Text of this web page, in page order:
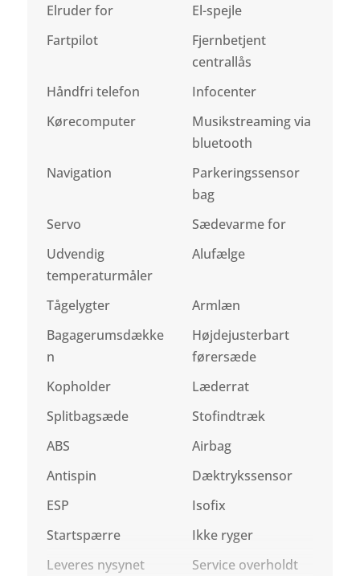
Elruder for
El-spejle
Fartpilot
Fjernbetjent
centrallås
Håndfri telefon
Infocenter
Kørecomputer
Musikstreaming via
bluetooth
Navigation
Parkeringssensor
bag
Servo
Sædevarme for
Udvendig
temperaturmåler
Alufælge
Tågelygter
Armlæn
Bagagerumsdække
n
Højdejusterbart
førersæde
Kopholder
Læderrat
Splitbagsæde
Stofindtræk
ABS
Airbag
Antispin
Dæktrykssensor
ESP
Isofix
Startspærre
Ikke ryger
Leveres nysynet
Service overholdt